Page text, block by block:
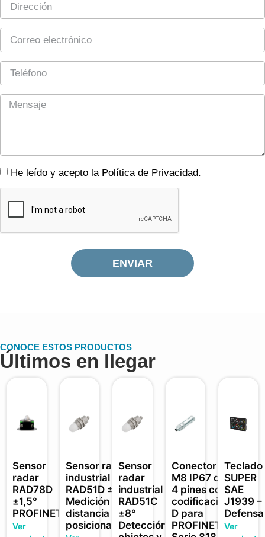
He leído y acepto la Política de Privacidad.
ENVIAR
CONOCE ESTOS PRODUCTOS
Últimos en llegar
Sensor
radar
RAD78D
±1,5°
PROFINET
Ver
Sensor radar
industrial
RAD51D ±3°
Medición
distancia y
posicionamiento
Sensor
radar
industrial
RAD51C
±8°
Detección
Conector
M8 IP67 de
4 pines con
codificación
D para
PROFINET ·
Teclado
SUPER
SAE
J1939 –
Defensa
Ver